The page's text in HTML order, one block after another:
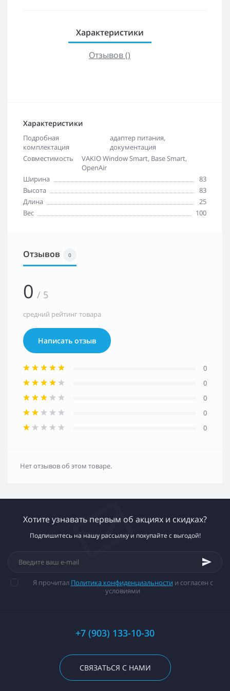
Характеристики
Отзывов ()
Характеристики
Подробная
комплектация
адаптер питания,
документация
Совместимость
VAKIO Window Smart, Base Smart,
OpenAir
Ширина
83
Высота
83
Длина
25
Вес
100
Отзывов 0
0 / 5
средний рейтинг товара
Написать отзыв
0
0
0
0
0
Нет отзывов об этом товаре.
Хотите узнавать первым об акциях и скидках?
Подпишитесь на нашу рассылку и покупайте с выгодой!
Я прочитал Политика конфиденциальности и согласен с
условиями
+7 (903) 133-10-30
СВЯЗАТЬСЯ С НАМИ